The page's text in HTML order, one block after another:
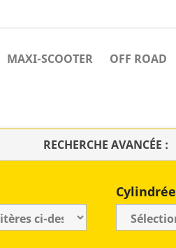
MAXI-SCOOTER OFF ROAD
RECHERCHE AVANCÉE :
Cylindrée